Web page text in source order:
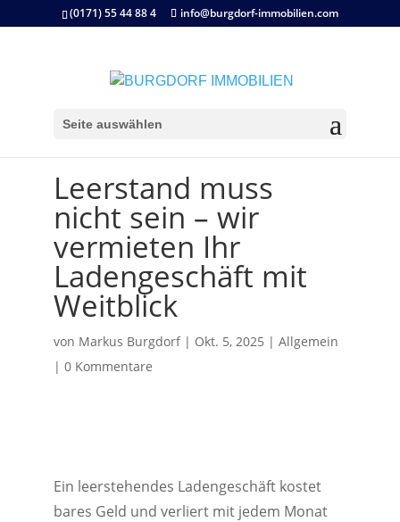
(0171) 55 44 88 4 info@burgdorf-immobilien.com
Seite auswählen
Leerstand muss
nicht sein – wir
vermieten Ihr
Ladengeschäft mit
Weitblick
von Markus Burgdorf| Okt. 5, 2025 | Allgemein
| 0 Kommentare
Ein leerstehendes Ladengeschäft kostet
bares Geld und verliert mit jedem Monat